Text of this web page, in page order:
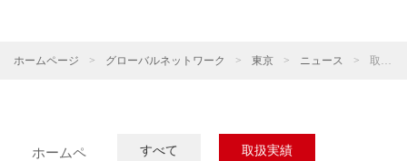
ホームページ > グローバルネットワーク > 東京 > ニュース > 取扱実績
ホームペ
すべて 取扱実績